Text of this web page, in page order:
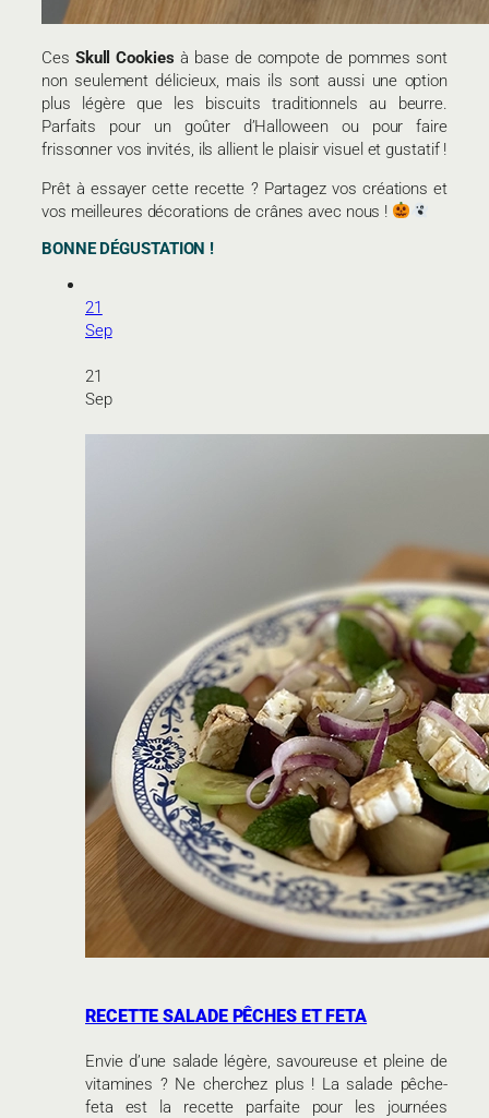
Ces Skull Cookies à base de compote de pommes sont
non seulement délicieux, mais ils sont aussi une option
plus légère que les biscuits traditionnels au beurre.
Parfaits pour un goûter d’Halloween ou pour faire
frissonner vos invités, ils allient le plaisir visuel et gustatif !
Prêt à essayer cette recette ? Partagez vos créations et
vos meilleures décorations de crânes avec nous !
BONNE DÉGUSTATION !
21
Sep
21
Sep
RECETTE SALADE PÊCHES ET FETA
Envie d’une salade légère, savoureuse et pleine de
vitamines ? Ne cherchez plus ! La salade pêche-
feta est la recette parfaite pour les journées